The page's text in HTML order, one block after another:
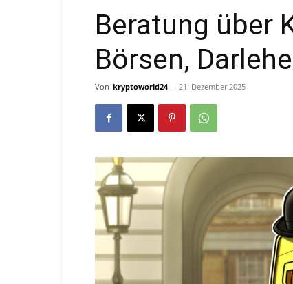
Beratung über
Börsen,
Von kryptoworld24 - 21. Dezember 2025